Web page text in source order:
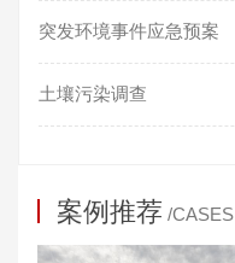
突发环境事件应急预案
土壤污染调查
案例推荐 /CASES